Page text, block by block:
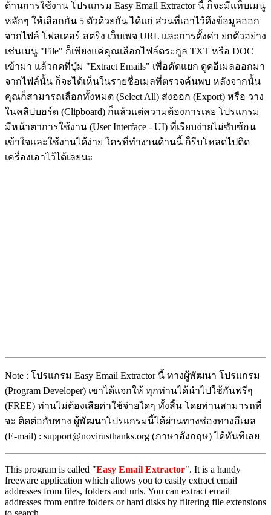
ด้านการใช้งาน โปรแกรม Easy Email Extractor นี้ ก็จะมีแท็บเมนู
หลักๆ ให้เลือกกัน 5 ตัวด้วยกัน ได้แก่ ส่วนที่เอาไว้ดึงข้อมูลออก
จากไฟล์ โฟลเดอร์ สตริง เว็บเพจ URL และการตั้งค่า ยกตัวอย่าง
เช่นเมนู "File" ก็เพียงแค่คุณเลือกไฟล์ตระกูล TXT หรือ DOC
เข้ามา แล้วกดที่ปุ่ม "Extract Emails" เพื่อคัดแยก ดูดอีเมลออกมา
จากไฟล์นั้น ก็จะได้เห็นในรายชื่อเมลที่ตรวจค้นพบ หลังจากนั้น
คุณก็สามารถเลือกทั้งหมด (Select All) ส่งออก (Export) หรือ วาง
ในคลิปบอร์ด (Clipboard) ก็แล้วแต่ความต้องการเลย โปรแกรม
มีหน้าตาการใช้งาน (User Interface - UI) ที่เรียบง่ายไม่ซับซ้อน
เข้าใจและใช้งานได้ง่าย ใครที่ทำงานด้านนี้ ก็รีบโหลดไปติด
เครื่องเอาไว้ได้เลยนะ
Note : โปรแกรม Easy Email Extractor นี้ ทางผู้พัฒนา โปรแกรม
(Program Developer) เขาได้แจกให้ ทุกท่านได้นำไปใช้กันฟรีๆ
(FREE) ท่านไม่ต้องเสียค่าใช้จ่ายใดๆ ทั้งสิ้น โดยท่านสามารถที่
จะ ติดต่อกับทาง ผู้พัฒนาโปรแกรมนี้ได้ผ่านทางช่องทางอีเมล
(E-mail) : support@novirusthanks.org (ภาษาอังกฤษ) ได้ทันทีเลย
This program is called "Easy Email Extractor". It is a handy
freeware application which allows you to easily extract email
addresses from files, folders and urls. You can extract email
addresses from entire folders or hard disks by filtering file extensions